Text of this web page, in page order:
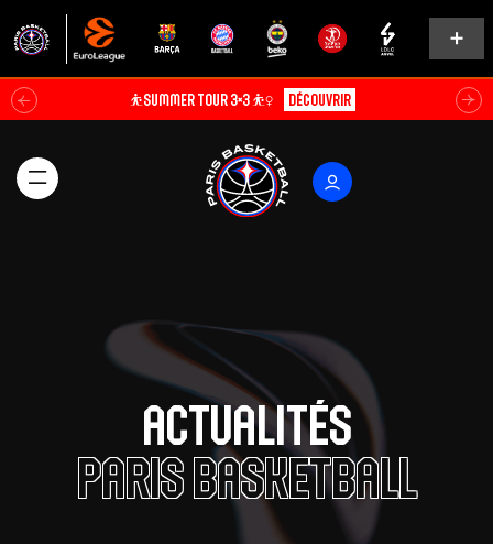
Soldes d’été⚡ Explorer
Actualités
Paris Basketball